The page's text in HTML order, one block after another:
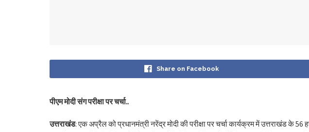
Share on Facebook
पीएम मोदी संग परीक्षा पर चर्चा..
उत्तराखंड: एक अप्रैल को प्रधानमंत्री नरेंद्र मोदी की परीक्षा पर चर्चा कार्यक्रम में उत्तराखंड के